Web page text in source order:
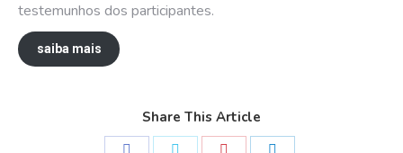
testemunhos dos participantes.
saiba mais
Share This Article